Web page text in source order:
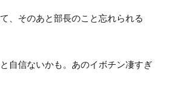
、そのあと部長のこと忘れられる
自信ないかも。あのイボチン凄すぎ